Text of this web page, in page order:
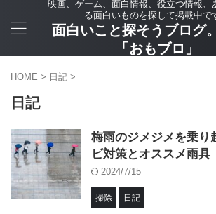
映画、ゲーム、面白情報、役立つ情報、
る面白いものを探して掲載中で
面白いこと探そうブログ
「おもブロ」
HOME > 日記 >
日記
梅雨のジメジメを乗り
ビ対策とオススメ雨具
2024/7/15
掃除 日記